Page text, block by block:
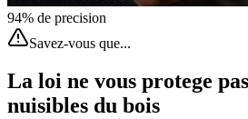
94% de precision
Savez-vous que...
La loi ne vous protege
nuisibles du bois